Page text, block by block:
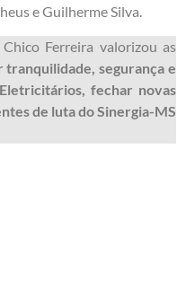
e Guilherme Silva.
Ferreira valorizou as
tranquilidade, segurança e
fechar novas
de luta do Sinergia-MS